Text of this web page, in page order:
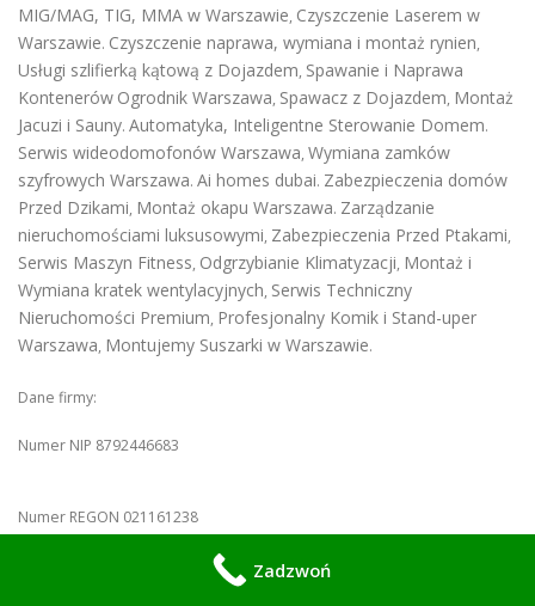
MIG/MAG, TIG, MMA w Warszawie, Czyszczenie Laserem w
Warszawie. Czyszczenie naprawa, wymiana i montaż rynien,
Usługi szlifierką kątową z Dojazdem, Spawanie i Naprawa
Kontenerów Ogrodnik Warszawa, Spawacz z Dojazdem, Montaż
Jacuzi i Sauny. Automatyka, Inteligentne Sterowanie Domem.
Serwis wideodomofonów Warszawa, Wymiana zamków
szyfrowych Warszawa. Ai homes dubai. Zabezpieczenia domów
Przed Dzikami, Montaż okapu Warszawa. Zarządzanie
nieruchomościami luksusowymi, Zabezpieczenia Przed Ptakami,
Serwis Maszyn Fitness, Odgrzybianie Klimatyzacji, Montaż i
Wymiana kratek wentylacyjnych, Serwis Techniczny
Nieruchomości Premium, Profesjonalny Komik i Stand-uper
Warszawa, Montujemy Suszarki w Warszawie.
Dane firmy:
Numer NIP 8792446683
Numer REGON 021161238
Konrad Wiśniewski -
Zadzwoń